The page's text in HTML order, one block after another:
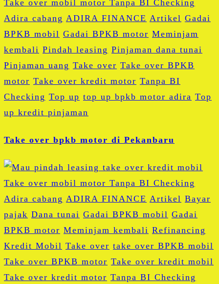
Adira cabang ADIRA FINANCE Artikel Gadai
BPKB mobil Gadai BPKB motor Meminjam
kembali Pindah leasing Pinjaman dana tunai
Pinjaman uang Take over Take over BPKB
motor Take over kredit motor Tanpa BI
Checking Top up top up bpkb motor adira Top
up kredit pinjaman
Take over bpkb motor di Pekanbaru
Adira cabang ADIRA FINANCE Artikel Bayar
pajak Dana tunai Gadai BPKB mobil Gadai
BPKB motor Meminjam kembali Refinancing
Kredit Mobil Take over take over BPKB mobil
Take over BPKB motor Take over kredit mobil
Take over kredit motor Tanpa BI Checking